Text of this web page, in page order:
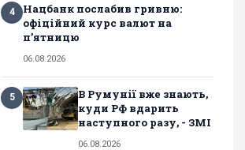
4
Нацбанк послабив гривню:
офіційний курс валют на
п’ятницю
06.08.2026
5
В Румунії вже знають,
куди РФ вдарить
наступного разу, - ЗМІ
06.08.2026